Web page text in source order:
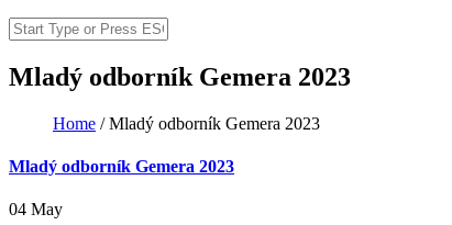
Search
Mladý odborník Gemera 2023
Home /Mladý odborník Gemera 2023
Mladý odborník Gemera 2023
04 May